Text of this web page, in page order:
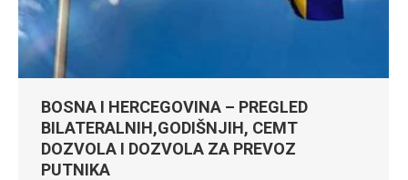
BOSNA I HERCEGOVINA – PREGLED
BILATERALNIH,GODIŠNJIH, CEMT
DOZVOLA I DOZVOLA ZA PREVOZ
PUTNIKA